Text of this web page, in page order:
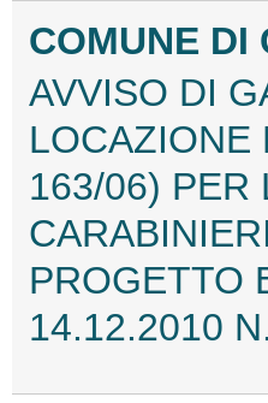
COMUNE
AVVISO DI
LOCAZIONE
163/06) PER
PROGETTO
14.12.2010